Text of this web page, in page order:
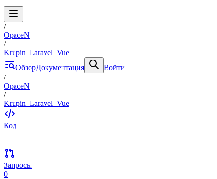
/
OpaceN
/
Krupin_Laravel_Vue
ОбзорДокументация
Войти
/
OpaceN
/
Krupin_Laravel_Vue
Код
Запросы
0